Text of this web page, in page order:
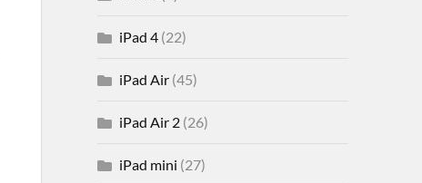
iPad 4(22)
iPad Air(45)
iPad Air 2(26)
iPad mini (27)